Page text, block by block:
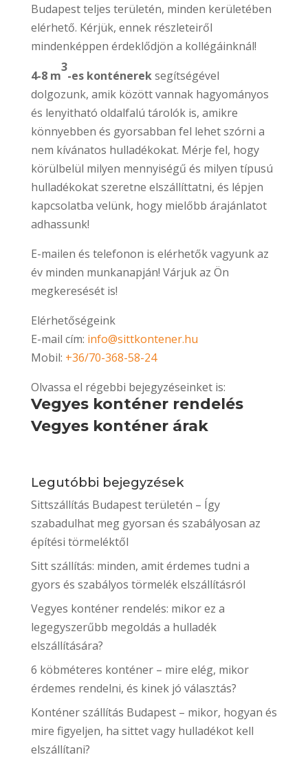
Budapest teljes területén, minden kerületében
elérhető. Kérjük, ennek részleteiről
mindenképpen érdeklődjön a kollégáinknál!
4-8 m
3
-es konténereksegítségével
dolgozunk, amik között vannak hagyományos
és lenyitható oldalfalú tárolók is, amikre
könnyebben és gyorsabban fel lehet szórni a
nem kívánatos hulladékokat. Mérje fel, hogy
körülbelül milyen mennyiségű és milyen típusú
hulladékokat szeretne elszállíttatni, és lépjen
kapcsolatba velünk, hogy mielőbb árajánlatot
adhassunk!
E-mailen és telefonon is elérhetők vagyunk az
év minden munkanapján! Várjuk az Ön
megkeresését is!
Elérhetőségeink
E-mail cím: info@sittkontener.hu
Mobil: +36/70-368-58-24
Olvassa el régebbi bejegyzéseinket is:
Vegyes konténer rendelés
Vegyes konténer árak
Legutóbbi bejegyzések
Sittszállítás Budapest területén – Így
szabadulhat meg gyorsan és szabályosan az
építési törmeléktől
Sitt szállítás: minden, amit érdemes tudni a
gyors és szabályos törmelék elszállításról
Vegyes konténer rendelés: mikor ez a
legegyszerűbb megoldás a hulladék
elszállítására?
6 köbméteres konténer – mire elég, mikor
érdemes rendelni, és kinek jó választás?
Konténer szállítás Budapest – mikor, hogyan és
mire figyeljen, ha sittet vagy hulladékot kell
elszállítani?